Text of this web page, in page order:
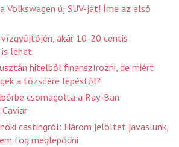
Volkswagen új SUV-ját! Íme az első
vízgyűjtőjén, akár 10-20 centis
lehet
hitelből finanszírozni, de miért
a tőzsdére lépéstől?
csomagolta a Ray-Ban
castingról: Három jelöltet javaslunk,
fog meglepődni